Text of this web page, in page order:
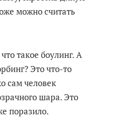
можно считать
такое боулинг. А
Это что-то
сам человек
шара. Это
поразило.